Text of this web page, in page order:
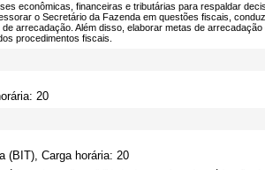
econômicas, financeiras e tributárias para respaldar
o Secretário da Fazenda em questões fiscais,
arrecadação. Além disso, elaborar metas de arrecadação
procedimentos fiscais.
20
(BIT), Carga horária: 20